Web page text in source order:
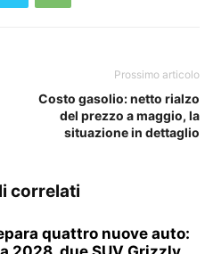
Prossimo articolo
Costo gasolio: netto rialzo
del prezzo a maggio, la
situazione in dettaglio
correlati
quattro nuove auto: